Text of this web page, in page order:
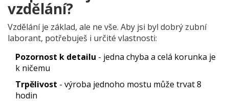
vzdělání?
Vzdělání je základ, ale ne vše. Aby jsi byl dobrý zubní
laborant, potřebuješ i určité vlastnosti:
Pozornost k detailu - jedna chyba a celá korunka je
k ničemu
Trpělivost - výroba jednoho mostu může trvat 8
hodin